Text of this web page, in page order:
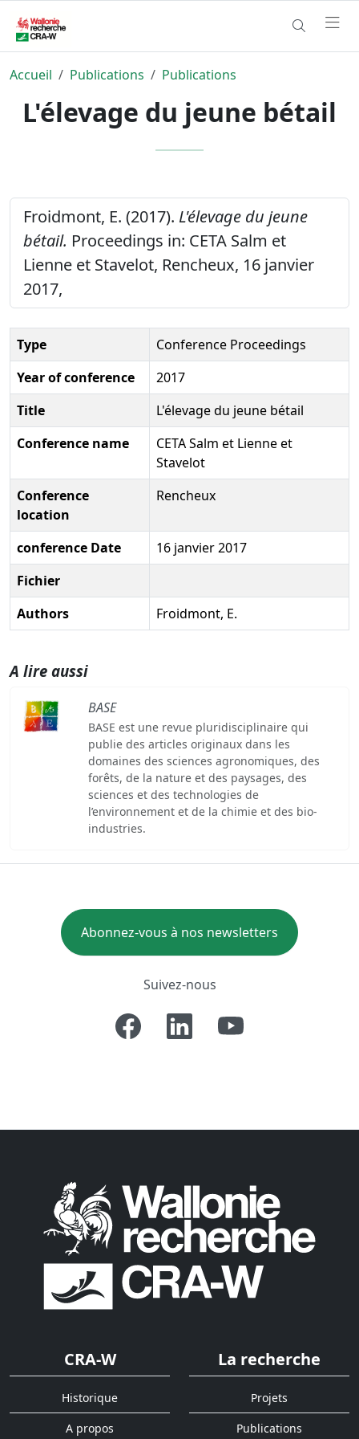
Accueil Publications Publications
L'élevage du jeune bétail
Froidmont, E. (2017). L'élevage du jeune
bétail. Proceedings in: CETA Salm et
Lienne et Stavelot, Rencheux, 16 janvier
2017,
Type
Conference Proceedings
Year of conference
2017
Title
L'élevage du jeune bétail
Conference name
CETA Salm et Lienne et
Stavelot
Conference
location
Rencheux
conference Date
16 janvier 2017
Fichier
Authors
Froidmont, E.
A lire aussi
BASE
BASE est une revue pluridisciplinaire qui
publie des articles originaux dans les
domaines des sciences agronomiques, des
forêts, de la nature et des paysages, des
sciences et des technologies de
l’environnement et de la chimie et des bio-
industries.
Abonnez-vous à nos newsletters
Suivez-nous
CRA-W
Historique
A propos
La recherche
Projets
Publications